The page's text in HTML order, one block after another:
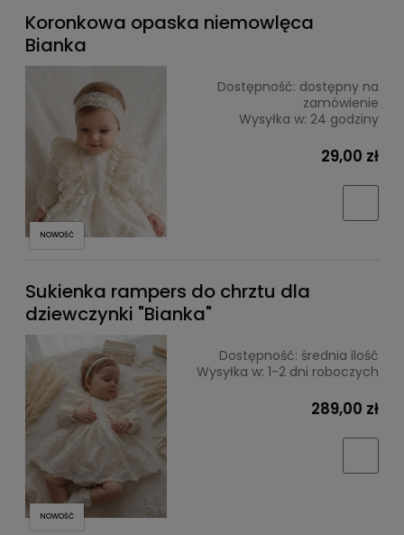
Koronkowa opaska niemowlęca
Bianka
Dostępność: dostępny na
zamówienie
Wysyłka w: 24 godziny
29,00 zł
NOWOŚĆ
Sukienka rampers do chrztu dla
dziewczynki "Bianka"
Dostępność: średnia ilość
Wysyłka w: 1-2 dni roboczych
289,00 zł
NOWOŚĆ